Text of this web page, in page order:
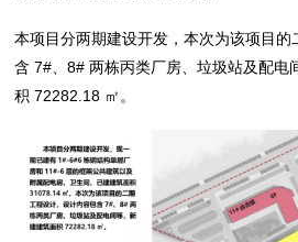
本项目分两期建设开发，本次为该项目
含 7#、8# 两栋丙类厂房、垃圾站及配电
积 72282.18 ㎡。